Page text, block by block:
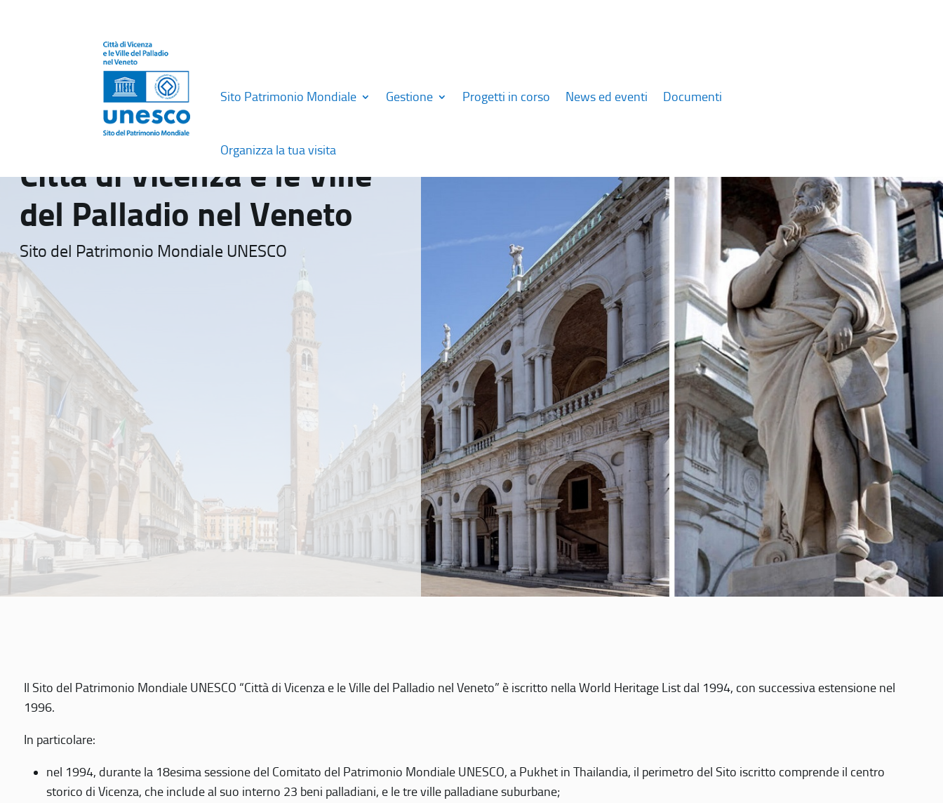
Sito Patrimonio Mondiale Gestione Progetti in corso News ed eventi Documenti
Organizza la tua visita
Città di Vicenza e le Ville
del Palladio nel Veneto
Sito del Patrimonio Mondiale UNESCO
Il Sito del Patrimonio Mondiale UNESCO “Città di Vicenza e le Ville del Palladio nel Veneto” è iscritto nella World Heritage List dal 1994, con successiva estensione nel
1996.
In particolare:
nel 1994, durante la 18esima sessione del Comitato del Patrimonio Mondiale UNESCO, a Pukhet in Thailandia, il perimetro del Sito iscritto comprende il centro
storico di Vicenza, che include al suo interno 23 beni palladiani, e le tre ville palladiane suburbane;